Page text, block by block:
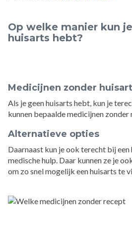
Op welke manier kun
huisarts hebt?
Medicijnen zonder
Als je geen huisarts hebt, kun je
kunnen bepaalde medicijnen
Alternatieve opties
Daarnaast kun je ook terecht bij
medische hulp. Daar kunnen ze je
om zo snel mogelijk een huisarts te